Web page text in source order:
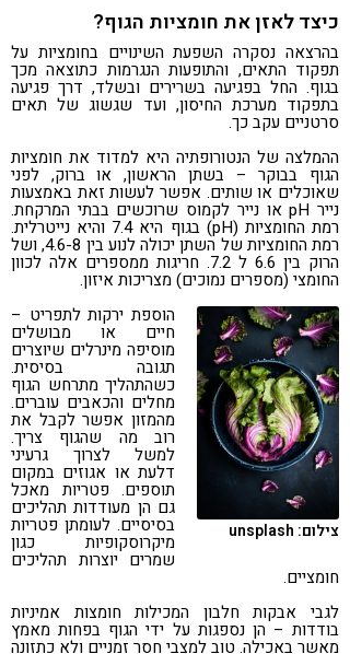
כיצד לאזן את חומציות הגוף?
בהרצאה נסקרה השפעת השינויים בחומציות על
תפקוד התאים, והתופעות הנגרמות כתוצאה מכך
בגוף. החל בפגיעה בשרירים ובשלד, דרך פגיעה
בתפקוד מערכת החיסון, ועד שגשוג של תאים
סרטניים עקב כך.
ההמלצה של הנטורופתיה היא למדוד את חומציות
הגוף בבוקר – בשתן הראשון, או ברוק, לפני
שאוכלים או שותים. אפשר לעשות זאת באמצעות
נייר pH או נייר לקמוס שרוכשים בבתי המרקחת.
רמת החומציות (pH) בגוף היא 7.4 והיא נייטרלית.
רמת החומציות של השתן יכולה לנוע בין 4.6-8, ושל
הרוק בין 6.6 ל 7.2. חריגות ממספרים אלה לכוון
החומצי (מספרים נמוכים) מצריכות איזון.
צילום: unsplash
הוספת ירקות לתפריט –
חיים או מבושלים
מוסיפה מינרלים שיוצרים
תגובה בסיסית.
כשהתהליך מתרחש הגוף
מחלים והכאבים עוברים.
מהמזון אפשר לקבל את
רוב מה שהגוף צריך.
למשל לצרוך גרעיני
דלעת או אגוזים במקום
תוספים. פטריות מאכל
גם הן מעודדות תהליכים
בסיסיים. לעומתן פטריות
מיקרוסקופיות כגון
שמרים יוצרות תהליכים
חומציים.
לגבי אבקות חלבון המכילות חומצות אמיניות
בודדות – הן נספגות על ידי הגוף בפחות מאמץ
מאשר באכילה. טוב למצבי חסר זמניים ולא כתזונה